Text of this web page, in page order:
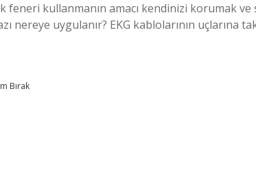
feneri kullanmanın amacı kendinizi korumak ve
nereye uygulanır? EKG kablolarının uçlarına
Bırak